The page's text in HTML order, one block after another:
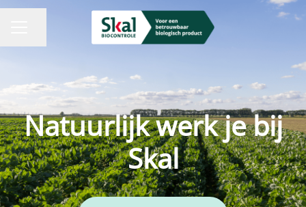
Natuurlijk werk je bij
Skal